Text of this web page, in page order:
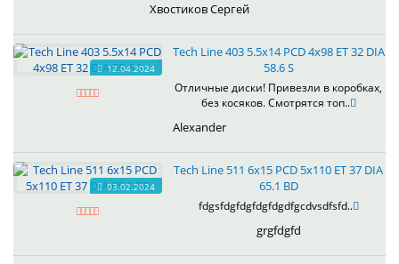
Хвостиков Сергей
12.04.2024
Tech Line 403 5.5x14 PCD 4x98 ET 32 DIA
58.6 S
Отличные диски! Привезли в коробках,
без косяков. Смотрятся топ..
Alexander
03.02.2024
Tech Line 511 6x15 PCD 5x110 ET 37 DIA
65.1 BD
fdgsfdgfdgfdgfdgdfgcdvsdfsfd..
grgfdgfd